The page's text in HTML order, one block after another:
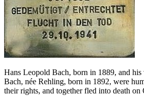
Hans Leopold Bach, born in 1889, and
Bach, née Rehling, born in 1892, were
their rights, and together fled into death on